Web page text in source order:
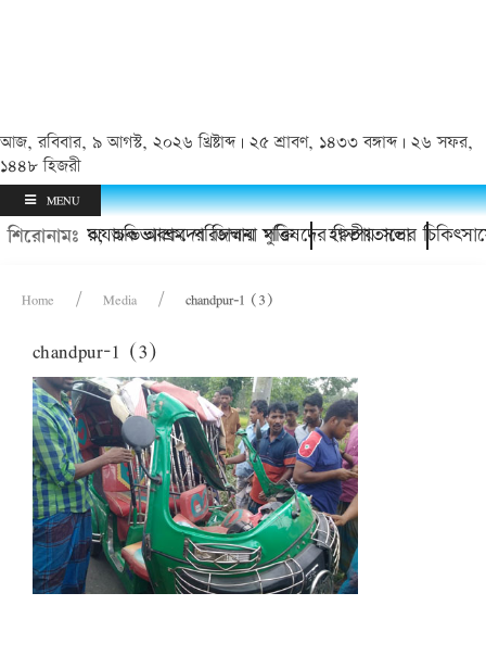
আজ, রবিবার, ৯ আগস্ট, ২০২৬ খ্রিষ্টাব্দ | ২৫ শ্রাবণ, ১৪৩৩ বঙ্গাব্দ | ২৬ সফর,
১৪৪৮ হিজরী
MENU
শিরোনামঃ
থানায়; অভিভাবকদের জিম্মায় মুক্তি হাসপাতালের
চাঁদপুর অযাচক আশ্রম পরিচালনা পরিষদের দ্বিতীয় সভা
Home Media chandpur-1 (3)
chandpur-1 (3)